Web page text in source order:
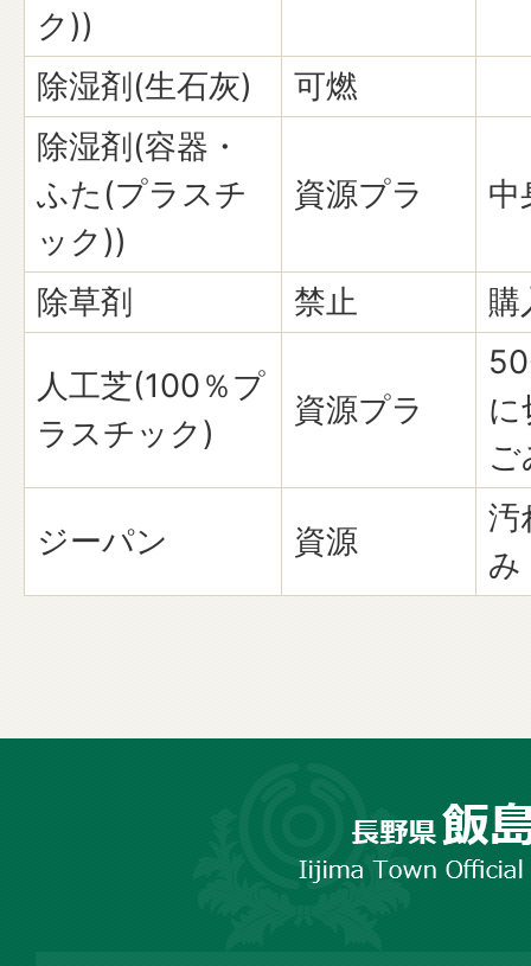
ク))
除湿剤(生石灰)
可燃
除湿剤(容器・
ふた(プラスチ
ック))
資源プラ 中
除草剤 禁止 購
人工芝(100％プ
ラスチック)
資源プラ
に
ご
ジーパン 資源
汚
み